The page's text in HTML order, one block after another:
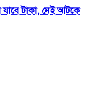
টাকা, নেই আটকে